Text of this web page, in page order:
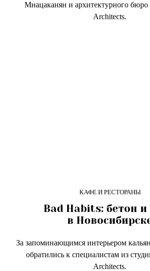
Мнацаканян и архитектурного бюро
Architects.
КАФЕ И РЕСТОРАНЫ
Bad Habits: бетон и
в
За запоминающимся интерьером
обратились к cпециалистам из
Architects.